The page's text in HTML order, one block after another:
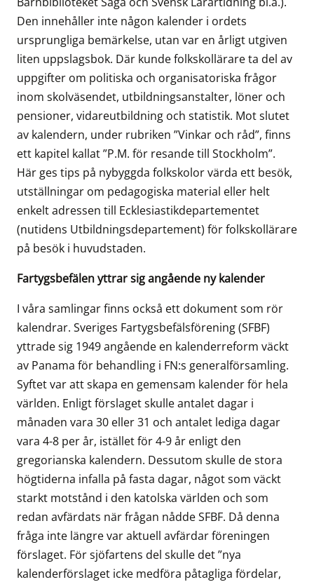
Den innehåller inte någon kalender i ordets
ursprungliga bemärkelse, utan var en årligt utgiven
liten uppslagsbok. Där kunde folkskollärare ta del av
uppgifter om politiska och organisatoriska frågor
inom skolväsendet, utbildningsanstalter, löner och
pensioner, vidareutbildning och statistik. Mot slutet
av kalendern, under rubriken ”Vinkar och råd”, finns
ett kapitel kallat ”P.M. för resande till Stockholm”.
Här ges tips på nybyggda folkskolor värda ett besök,
utställningar om pedagogiska material eller helt
enkelt adressen till Ecklesiastikdepartementet
(nutidens Utbildningsdepartement) för folkskollärare
på besök i huvudstaden.
Fartygsbefälen yttrar sig angående ny kalender
I våra samlingar finns också ett dokument som rör
kalendrar. Sveriges Fartygsbefälsförening (SFBF)
yttrade sig 1949 angående en kalenderreform väckt
av Panama för behandling i FN:s generalförsamling.
Syftet var att skapa en gemensam kalender för hela
världen. Enligt förslaget skulle antalet dagar i
månaden vara 30 eller 31 och antalet lediga dagar
vara 4-8 per år, istället för 4-9 år enligt den
gregorianska kalendern. Dessutom skulle de stora
högtiderna infalla på fasta dagar, något som väckt
starkt motstånd i den katolska världen och som
redan avfärdats när frågan nådde SFBF. Då denna
fråga inte längre var aktuell avfärdar föreningen
förslaget. För sjöfartens del skulle det ”nya
kalenderförslaget icke medföra påtagliga fördelar,